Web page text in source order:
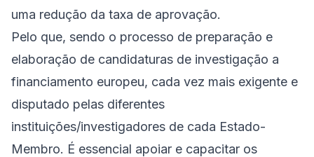
uma redução da taxa de aprovação.
Pelo que, sendo o processo de preparação e
elaboração de candidaturas de investigação a
financiamento europeu, cada vez mais exigente e
disputado pelas diferentes
instituições/investigadores de cada Estado-
Membro. É essencial apoiar e capacitar os